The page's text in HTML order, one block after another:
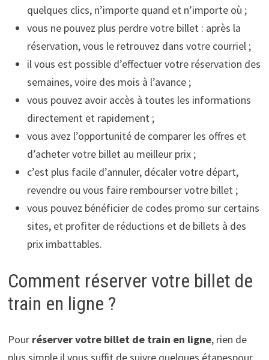
quelques clics, n’importe quand et n’importe où ;
vous ne pouvez plus perdre votre billet : après la
réservation, vous le retrouvez dans votre courriel ;
il vous est possible d’effectuer votre réservation des
semaines, voire des mois à l’avance ;
vous pouvez avoir accès à toutes les informations
directement et rapidement ;
vous avez l’opportunité de comparer les offres et
d’acheter votre billet au meilleur prix ;
c’est plus facile d’annuler, décaler votre départ,
revendre ou vous faire rembourser votre billet ;
vous pouvez bénéficier de codes promo sur certains
sites, et profiter de réductions et de billets à des
prix imbattables.
Comment réserver votre billet de
train en ligne ?
Pour réserver votre billet de train en ligne, rien de